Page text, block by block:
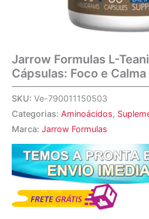
Jarrow Formulas L-
Cápsulas: Foco e Calma
SKU: Ve-790011150503
Categorias: Aminoácidos,
Marca: Jarrow Formulas